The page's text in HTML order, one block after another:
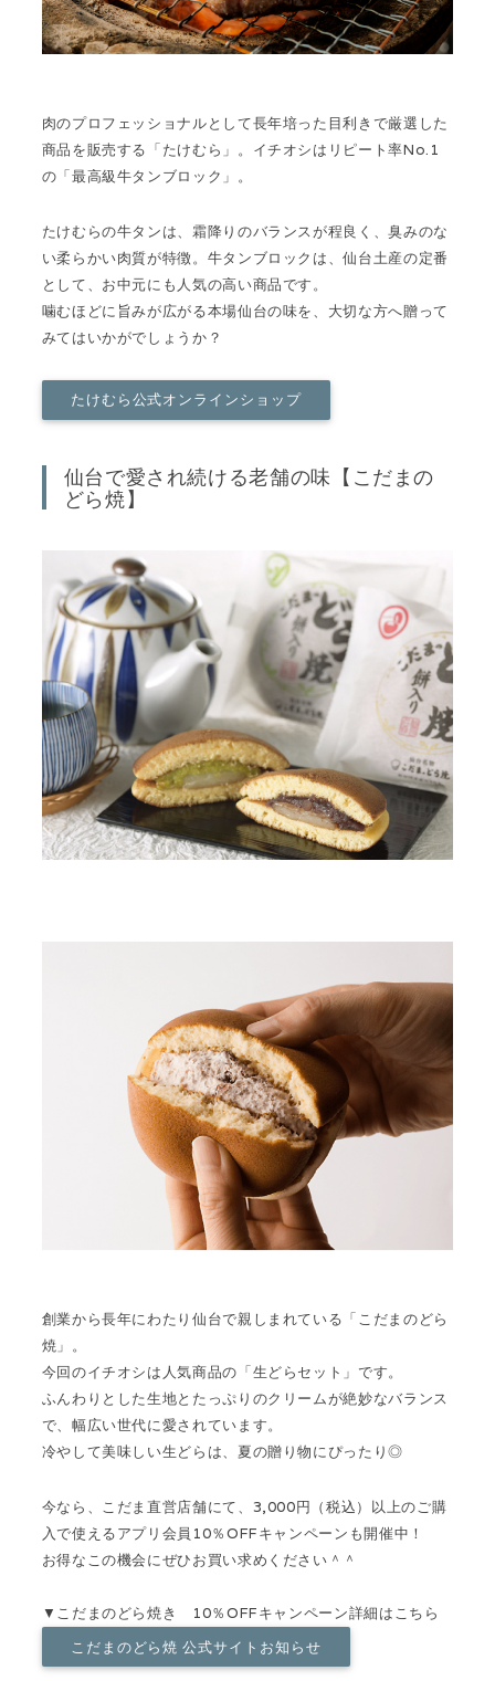
肉のプロフェッショナルとして長年培った目利きで厳選した
商品を販売する「たけむら」。イチオシはリピート率No.1
の 「最高級牛タンブロック」 。
たけむらの牛タンは、霜降りのバランスが程良く、臭みのな
い柔らかい肉質が特徴。牛タンブロックは、仙台土産の定番
として、お中元にも人気の高い商品です。
噛むほどに旨みが広がる本場仙台の味を、大切な方へ贈って
みてはいかがでしょうか？
たけむら公式オンラインショップ
仙台で愛され続ける老舗の味【こだまの
どら焼】
創業から長年にわたり仙台で親しまれている「こだまのどら
焼」。
今回のイチオシは人気商品の 「生どらセット」です。
ふんわりとした生地とたっぷりのクリームが絶妙なバランス
で、幅広い世代に愛されています。
冷やして美味しい生どらは、夏の贈り物にぴったり◎
今なら、こだま直営店舗にて、3,000円（税込）以上のご購
入で使えるアプリ会員10％OFFキャンペーンも開催中！
お得なこの機会にぜひお買い求めください＾＾
▼こだまのどら焼き 10％OFFキャンペーン詳細はこちら
こだまのどら焼 公式サイトお知らせ